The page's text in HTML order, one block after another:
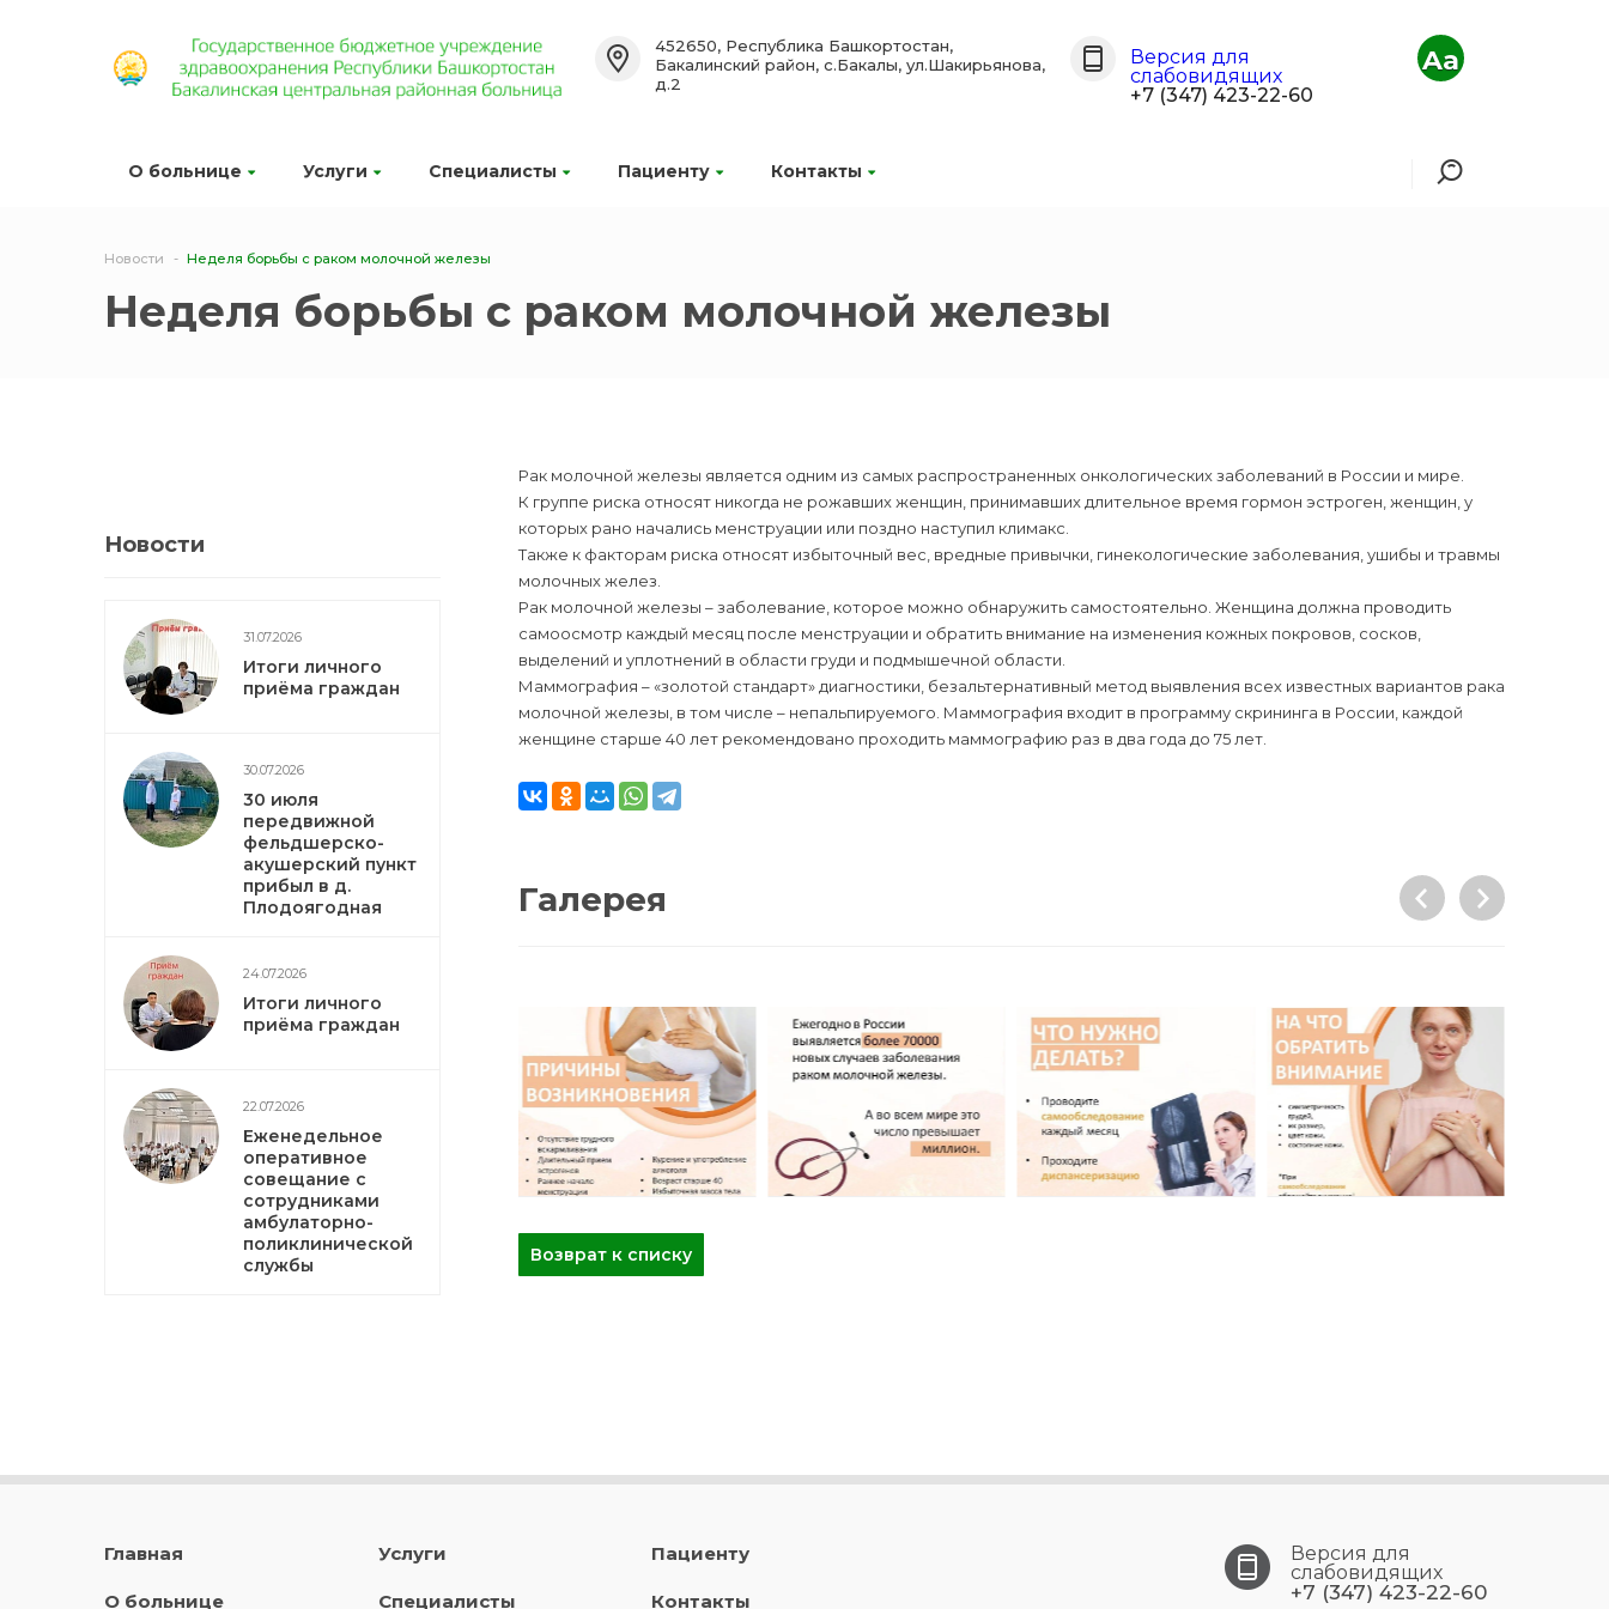
О больнице Услуги Специалисты Пациенту Контакты
452650, Республика Башкортостан,
Бакалинский район, с.Бакалы, ул.Шакирьянова,
д.2
Версия для
слабовидящих
+7 (347) 423-22-60
Aa
Новости Неделя борьбы с раком молочной железы
Неделя борьбы с раком молочной железы
Новости
31.07.2026
Итоги личного
приёма граждан
30.07.2026
30 июля
передвижной
фельдшерско-
акушерский пункт
прибыл в д.
Плодоягодная
24.07.2026
Итоги личного
приёма граждан
22.07.2026
Еженедельное
оперативное
совещание с
сотрудниками
амбулаторно-
поликлинической
службы
Рак молочной железы является одним из самых распространенных онкологических заболеваний в России и мире.
К группе риска относят никогда не рожавших женщин, принимавших длительное время гормон эстроген, женщин, у
которых рано начались менструации или поздно наступил климакс.
Также к факторам риска относят избыточный вес, вредные привычки, гинекологические заболевания, ушибы и травмы
молочных желез.
Рак молочной железы – заболевание, которое можно обнаружить самостоятельно. Женщина должна проводить
самоосмотр каждый месяц после менструации и обратить внимание на изменения кожных покровов, сосков,
выделений и уплотнений в области груди и подмышечной области.
Маммография – «золотой стандарт» диагностики, безальтернативный метод выявления всех известных вариантов рака
молочной железы, в том числе – непальпируемого. Маммография входит в программу скрининга в России, каждой
женщине старше 40 лет рекомендовано проходить маммографию раз в два года до 75 лет.
Галерея
Возврат к списку
Главная
О больнице
Услуги
Специалисты
Пациенту
Контакты
Версия для
слабовидящих
+7 (347) 423-22-60